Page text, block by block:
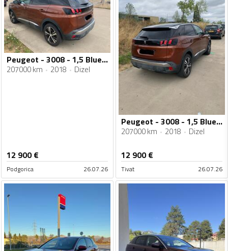
Peugeot - 3008 - 1,5 BlueHDI
207000 km 2018 Dizel
12 900€
Podgorica 26.07.26
Peugeot - 3008 - 1,5 BlueHDI
207000 km 2018 Dizel
12 900€
Tivat 26.07.26